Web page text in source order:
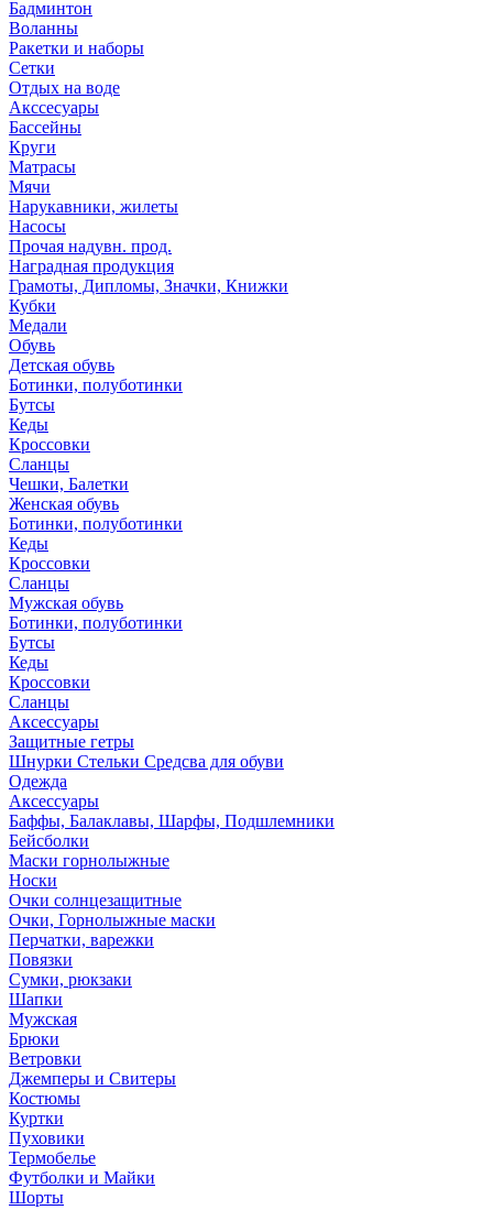
Бадминтон
Воланны
Ракетки и наборы
Сетки
Отдых на воде
Акссесуары
Бассейны
Круги
Матрасы
Мячи
Нарукавники, жилеты
Насосы
Прочая надувн. прод.
Наградная продукция
Грамоты, Дипломы, Значки, Книжки
Кубки
Медали
Обувь
Детская обувь
Ботинки, полуботинки
Бутсы
Кеды
Кроссовки
Сланцы
Чешки, Балетки
Женская обувь
Ботинки, полуботинки
Кеды
Кроссовки
Сланцы
Мужская обувь
Ботинки, полуботинки
Бутсы
Кеды
Кроссовки
Сланцы
Аксессуары
Защитные гетры
Шнурки Стельки Средсва для обуви
Одежда
Аксессуары
Баффы, Балаклавы, Шарфы, Подшлемники
Бейсболки
Маски горнолыжные
Носки
Очки солнцезащитные
Очки, Горнолыжные маски
Перчатки, варежки
Повязки
Сумки, рюкзаки
Шапки
Мужская
Брюки
Ветровки
Джемперы и Свитеры
Костюмы
Куртки
Пуховики
Термобелье
Футболки и Майки
Шорты